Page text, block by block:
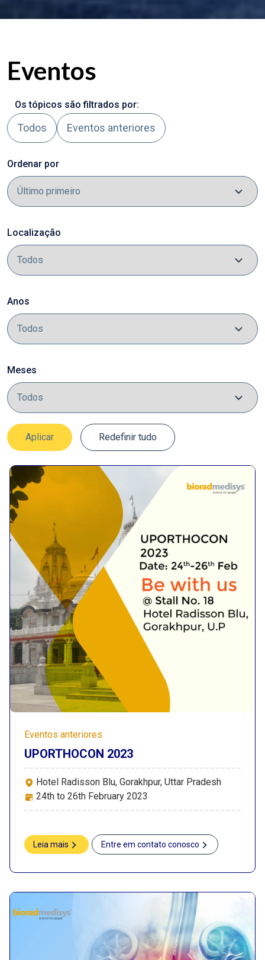
Eventos
Os tópicos são filtrados por:
Todos Eventos anteriores
Ordenar por
Localização
Anos
Meses
Aplicar Redefinir tudo
Eventos anteriores
UPORTHOCON 2023
Hotel Radisson Blu, Gorakhpur, Uttar Pradesh
24th to 26th February 2023
Leia mais Entre em contato conosco